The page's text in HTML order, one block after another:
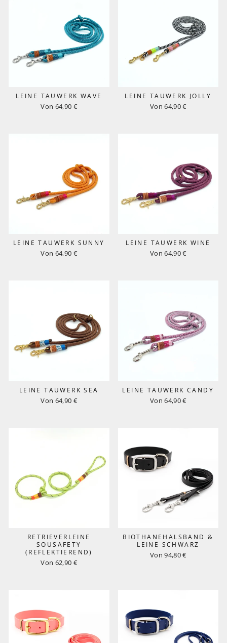
LEINE TAUWERK WAVE
Von 64,90 €
LEINE TAUWERK JOLLY
Von 64,90 €
LEINE TAUWERK SUNNY
Von 64,90 €
LEINE TAUWERK WINE
Von 64,90 €
LEINE TAUWERK SEA
Von 64,90 €
LEINE TAUWERK CANDY
Von 64,90 €
RETRIEVERLEINE
SOUSAFETY
(REFLEKTIEREND)
Von 62,90 €
BIOTHANEHALSBAND &
LEINE SCHWARZ
Von 94,80 €